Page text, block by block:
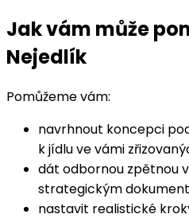
Jak vám může
Nejedlík
Pomůžeme vám:
navrhnout koncepci
k jídlu ve vámi
dát odbornou zpětnou
strategickým
nastavit realistické